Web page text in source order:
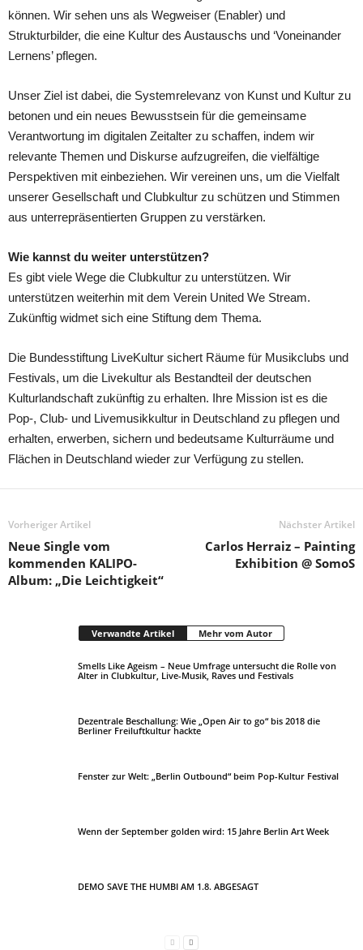
können. Wir sehen uns als Wegweiser (Enabler) und
Strukturbilder, die eine Kultur des Austauschs und ‘Voneinander
Lernens’ pflegen.
Unser Ziel ist dabei, die Systemrelevanz von Kunst und Kultur zu
betonen und ein neues Bewusstsein für die gemeinsame
Verantwortung im digitalen Zeitalter zu schaffen, indem wir
relevante Themen und Diskurse aufzugreifen, die vielfältige
Perspektiven mit einbeziehen. Wir vereinen uns, um die Vielfalt
unserer Gesellschaft und Clubkultur zu schützen und Stimmen
aus unterrepräsentierten Gruppen zu verstärken.
Wie kannst du weiter unterstützen?
Es gibt viele Wege die Clubkultur zu unterstützen. Wir
unterstützen weiterhin mit dem Verein United We Stream.
Zukünftig widmet sich eine Stiftung dem Thema.
Die Bundesstiftung LiveKultur sichert Räume für Musikclubs und
Festivals, um die Livekultur als Bestandteil der deutschen
Kulturlandschaft zukünftig zu erhalten. Ihre Mission ist es die
Pop-, Club- und Livemusikkultur in Deutschland zu pflegen und
erhalten, erwerben, sichern und bedeutsame Kulturräume und
Flächen in Deutschland wieder zur Verfügung zu stellen.
Vorheriger Artikel
Neue Single vom
kommenden KALIPO-
Album: „Die Leichtigkeit“
Nächster Artikel
Carlos Herraiz – Painting
Exhibition @ SomoS
Verwandte Artikel Mehr vom Autor
Smells Like Ageism – Neue Umfrage untersucht die Rolle von
Alter in Clubkultur, Live-Musik, Raves und Festivals
Dezentrale Beschallung: Wie „Open Air to go“ bis 2018 die
Berliner Freiluftkultur hackte
Fenster zur Welt: „Berlin Outbound“ beim Pop-Kultur Festival
Wenn der September golden wird: 15 Jahre Berlin Art Week
DEMO SAVE THE HUMBI AM 1.8. ABGESAGT